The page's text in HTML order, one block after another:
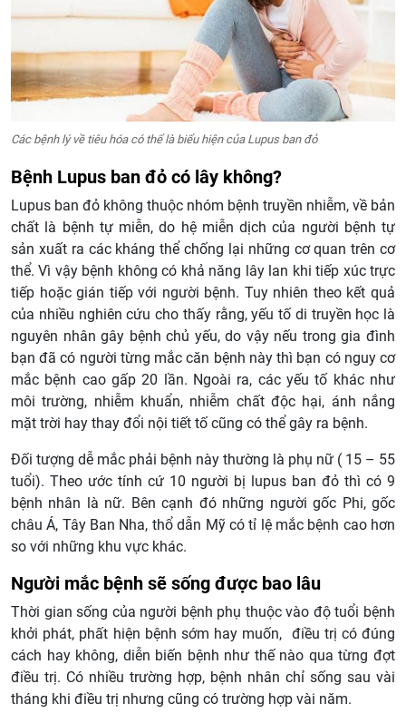
Các bệnh lý về tiêu hóa có thể là biểu hiện của Lupus ban đỏ
Bệnh Lupus ban đỏ có lây không?
Lupus ban đỏ không thuộc nhóm bệnh truyền nhiễm, về bản
chất là bệnh tự miễn, do hệ miễn dịch của người bệnh tự
sản xuất ra các kháng thể chống lại những cơ quan trên cơ
thể. Vì vậy bệnh không có khả năng lây lan khi tiếp xúc trực
tiếp hoặc gián tiếp với người bệnh. Tuy nhiên theo kết quả
của nhiều nghiên cứu cho thấy rằng, yếu tố di truyền học là
nguyên nhân gây bệnh chủ yếu, do vậy nếu trong gia đình
bạn đã có người từng mắc căn bệnh này thì bạn có nguy cơ
mắc bệnh cao gấp 20 lần. Ngoài ra, các yếu tố khác như
môi trường, nhiễm khuẩn, nhiễm chất độc hại, ánh nắng
mặt trời hay thay đổi nội tiết tố cũng có thể gây ra bệnh.
Đối tượng dễ mắc phải bệnh này thường là phụ nữ ( 15 – 55
tuổi). Theo ước tính cứ 10 người bị lupus ban đỏ thì có 9
bệnh nhân là nữ. Bên cạnh đó những người gốc Phi, gốc
châu Á, Tây Ban Nha, thổ dẫn Mỹ có tỉ lệ mắc bệnh cao hơn
so với những khu vực khác.
Người mắc bệnh sẽ sống được bao lâu
Thời gian sống của người bệnh phụ thuộc vào độ tuổi bệnh
khởi phát, phất hiện bệnh sớm hay muốn, điều trị có đúng
cách hay không, diễn biến bệnh như thế nào qua từng đợt
điều trị. Có nhiều trường hợp, bệnh nhân chỉ sống sau vài
tháng khi điều trị nhưng cũng có trường hợp vài năm.